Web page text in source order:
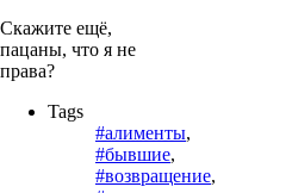
Скажите ещё,
пацаны, что я не
права?
Tags
#алименты,
#бывшие,
#возвращение,